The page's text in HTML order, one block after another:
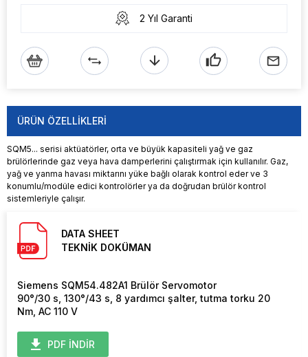
2 Yıl Garanti
ÜRÜN ÖZELLIKLERI
SQM5... serisi aktüatörler, orta ve büyük kapasiteli yağ ve gaz
brülörlerinde gaz veya hava damperlerini çalıştırmak için kullanılır. Gaz,
yağ ve yanma havası miktarını yüke bağlı olarak kontrol eder ve 3
konumlu/modüle edici kontrolörler ya da doğrudan brülör kontrol
sistemleriyle çalışır.
DATA SHEET
TEKNİK DOKÜMAN
Siemens SQM54.482A1 Brülör Servomotor
90°/30 s, 130°/43 s, 8 yardımcı şalter, tutma torku 20
Nm, AC 110 V
PDF İNDİR